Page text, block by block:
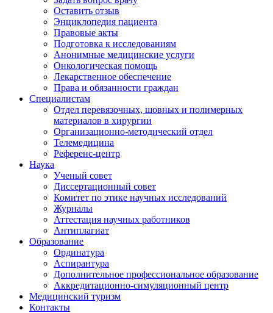
Оставить отзыв
Энциклопедия пациента
Правовые акты
Подготовка к исследованиям
Анонимные медицинские услуги
Онкологическая помощь
Лекарственное обеспечение
Права и обязанности граждан
Специалистам
Отдел перевязочных, шовных и полимерных
материалов в хирургии
Организационно-методический отдел
Телемедицина
Референс-центр
Наука
Ученый совет
Диссертационный совет
Комитет по этике научных исследований
Журналы
Аттестация научных работников
Антиплагиат
Образование
Ординатура
Аспирантура
Дополнительное профессиональное образование
Аккредитационно-симуляционный центр
Медицинский туризм
Контакты